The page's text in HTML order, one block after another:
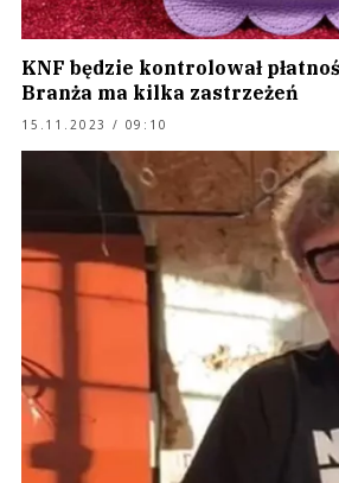
KNF będzie kontrolował
Branża ma kilka zastrzeżeń
15.11.2023 / 09:10